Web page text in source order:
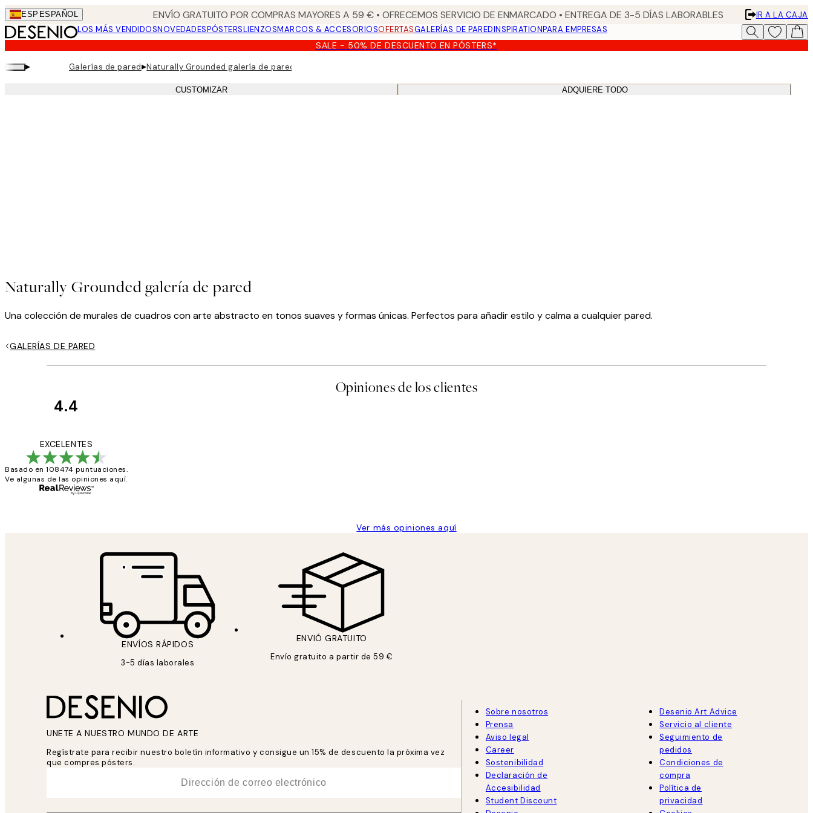
Skip
to
main
content.
ESP ESPAÑOL ENVÍO GRATUITO POR COMPRAS MAYORES A 59 € • OFRECEMOS SERVICIO DE ENMARCADO • ENTREGA DE 3-5 DÍAS LABORABLES
IR A LA CAJA
LOS MÁS VENDIDOSNOVEDADESPÓSTERSLIENZOSMARCOS & ACCESORIOSOFERTASGALERÍAS DE PAREDINSPIRATIONPARA EMPRESAS
SALE - 50% DE DESCUENTO EN PÓSTERS*
▸ Galerías de pared▸Naturally Grounded galería de pared
CUSTOMIZAR ADQUIERE TODO
Naturally Grounded galería de pared
Una colección de murales de cuadros con arte abstracto en tonos suaves y formas únicas. Perfectos para añadir estilo y calma a cualquier pared.
GALERÍAS DE PARED
Opiniones de los clientes
4.4
EXCELENTES
Basado en 108474 puntuaciones.
Ve algunas de las opiniones aquí.
Ver más opiniones aquí
ENVÍOS RÁPIDOS
3-5 días laborales
ENVIÓ GRATUITO
Envío gratuito a partir de 59 €
UNETE A NUESTRO MUNDO DE ARTE
Regístrate para recibir nuestro boletín informativo y consigue un 15% de descuento la próxima vez
que compres pósters.
Sobre nosotros
Prensa
Aviso legal
Career
Sostenibilidad
Declaración de
Accesibilidad
Student Discount
Desenio Art Advice
Servicio al cliente
Seguimiento de
pedidos
Condiciones de
compra
Política de
privacidad